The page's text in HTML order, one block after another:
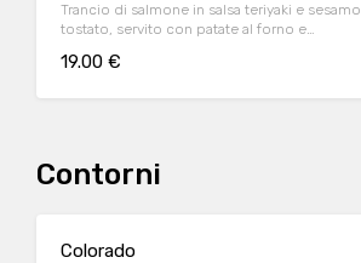
Trancio di salmone in salsa teriyaki e sesamo
tostato, servito con patate al forno e
19.00 €
Contorni
Colorado